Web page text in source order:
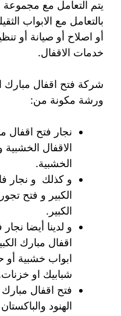
يتم التعامل مع مجموعة
بالتعامل مع الابواب
أو اصلاح أو صيانة أو
خدمات الاقفال.
شركة فتح اقفال مبارك
ورشة مكونة من:
نجار فتح اقفال
الاقفال الخشبية
الخشبية.
و كذلك و نجار
الكبير و فتح
الكبير.
و لدينا أيضا
اقفال مبارك
ابواب خشبية أو
شبابيك او
فتح اقفال مبارك
الهنود